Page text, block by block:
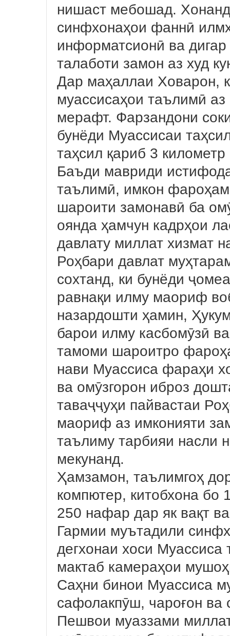
нишаст мебошад.
синфхонаҳои фаннӣ
информатсионӣ ва
талаботи замон аз худ
Дар маҳаллаи Ховарон,
муассисаҳои таълимӣ
мерафт. Фарзандони
бунёди Муассисаи
таҳсил қариб 3
Баъди мавриди
таълимӣ, имкон
шароити замонавӣ ба
оянда ҳамчун кадрҳои
давлату миллат хизмат
Роҳбари давлат
сохтанд, ки бунёди
равнақи илму маориф
назардошти ҳамин,
барои илму касбомӯзӣ
тамоми шароитро
нави Муассиса фараҳи
ва омӯзгорон иброз
таваҷҷуҳи пайвастаи
маориф аз имконияти
таълиму тарбияи насли
мекунанд.
Ҳамзамон, таълимгоҳ
компютер, китобхона бо
250 нафар дар як вақт
Гармии муътадили
дегхонаи хоси
мактаб камераҳои
Саҳни бинои Муассиса
сафолакпӯш, чароғон ва
Пешвои муаззами